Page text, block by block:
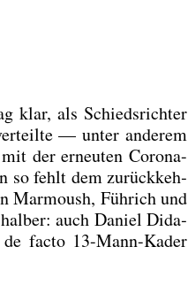
klar, als Schieds­rich­ter
— unter ande­rem
der erneu­ten Coro­na-
so fehlt dem zurück­keh­
Mar­moush, Füh­rich und
auch Dani­el Dida­
fac­to 13-Mann-Kader